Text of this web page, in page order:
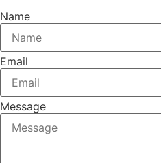
Name
Email
Message